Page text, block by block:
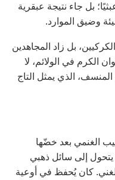
بل جاء نتيجة عبقرية
وضيق الموارد.
بل زاد المجاهدين
الكرم في الولائم، لا
الذي يمثل التاج
الغنمي بعد خضّها
يتحول إلى سائل ذهبي
كان يُحفظ في أوعية